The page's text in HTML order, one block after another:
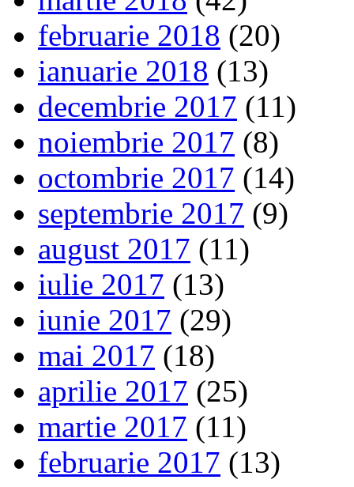
februarie 2018 (20)
ianuarie 2018 (13)
decembrie 2017 (11)
noiembrie 2017 (8)
octombrie 2017 (14)
septembrie 2017 (9)
august 2017 (11)
iulie 2017 (13)
iunie 2017 (29)
mai 2017 (18)
aprilie 2017 (25)
martie 2017 (11)
februarie 2017 (13)